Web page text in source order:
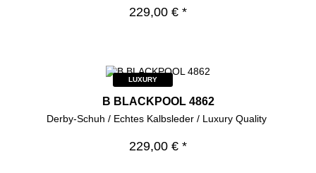
229,00 € *
LUXURY
B BLACKPOOL 4862
Derby-Schuh / Echtes Kalbsleder / Luxury Quality
229,00 € *